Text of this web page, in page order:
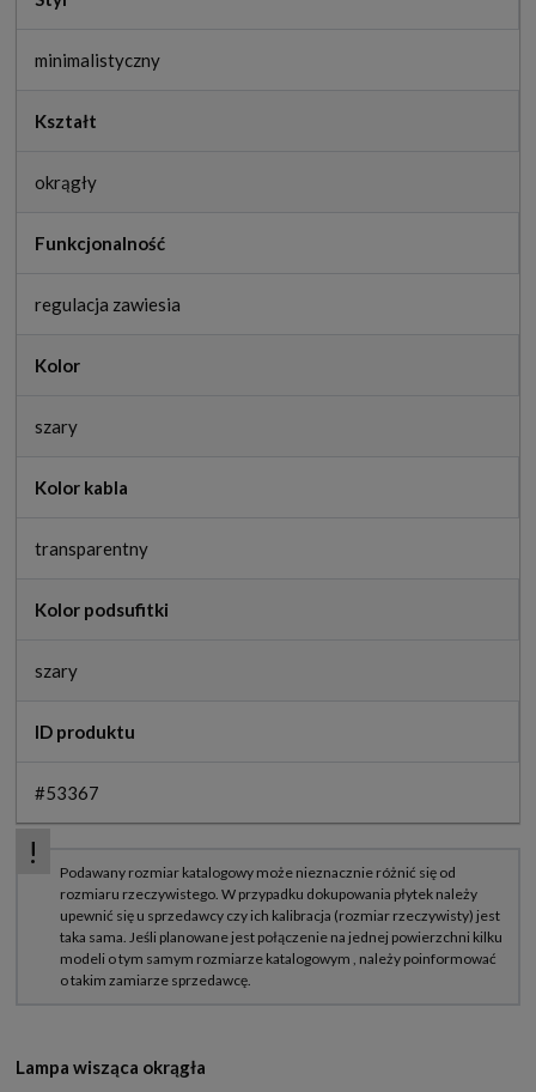
minimalistyczny
Kształt
okrągły
Funkcjonalność
regulacja zawiesia
Kolor
szary
Kolor kabla
transparentny
Kolor podsufitki
szary
ID produktu
#53367
Lampa wisząca okrągła